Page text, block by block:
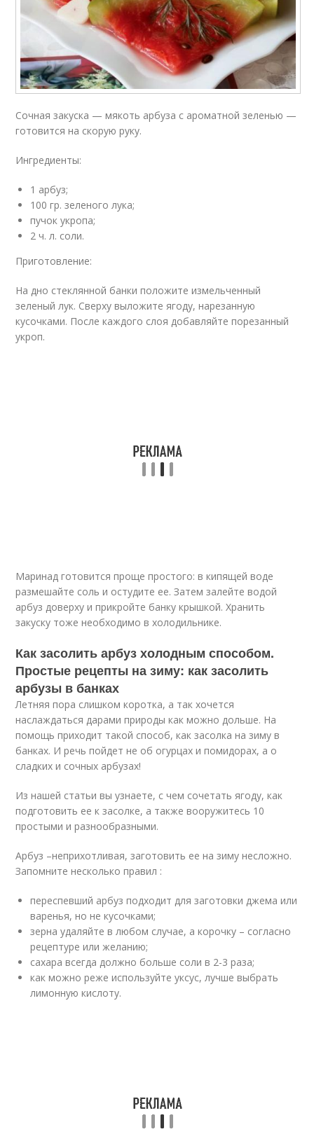
Сочная закуска — мякоть арбуза с ароматной зеленью —
готовится на скорую руку.
Ингредиенты:
1 арбуз;
100 гр. зеленого лука;
пучок укропа;
2 ч. л. соли.
Приготовление:
На дно стеклянной банки положите измельченный
зеленый лук. Сверху выложите ягоду, нарезанную
кусочками. После каждого слоя добавляйте порезанный
укроп.
Маринад готовится проще простого: в кипящей воде
размешайте соль и остудите ее. Затем залейте водой
арбуз доверху и прикройте банку крышкой. Хранить
закуску тоже необходимо в холодильнике.
Как засолить арбуз холодным способом.
Простые рецепты на зиму: как засолить
арбузы в банках
Летняя пора слишком коротка, а так хочется
наслаждаться дарами природы как можно дольше. На
помощь приходит такой способ, как засолка на зиму в
банках. И речь пойдет не об огурцах и помидорах, а о
сладких и сочных арбузах!
Из нашей статьи вы узнаете, с чем сочетать ягоду, как
подготовить ее к засолке, а также вооружитесь 10
простыми и разнообразными.
Арбуз –неприхотливая, заготовить ее на зиму несложно.
Запомните несколько правил :
переспевший арбуз подходит для заготовки джема или
варенья, но не кусочками;
зерна удаляйте в любом случае, а корочку – согласно
рецептуре или желанию;
сахара всегда должно больше соли в 2-3 раза;
как можно реже используйте уксус, лучше выбрать
лимонную кислоту.